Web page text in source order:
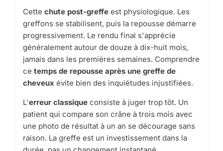
Cette chute post-greffe est physiologique. Les
greffons se stabilisent, puis la repousse démarre
progressivement. Le rendu final s'apprécie
généralement autour de douze à dix-huit mois,
jamais dans les premières semaines. Comprendre
ce temps de repousse après une greffe de
cheveux évite bien des inquiétudes injustifiées.
L'erreur classique consiste à juger trop tôt. Un
patient qui compare son crâne à trois mois avec
une photo de résultat à un an se décourage sans
raison. La greffe est un investissement dans la